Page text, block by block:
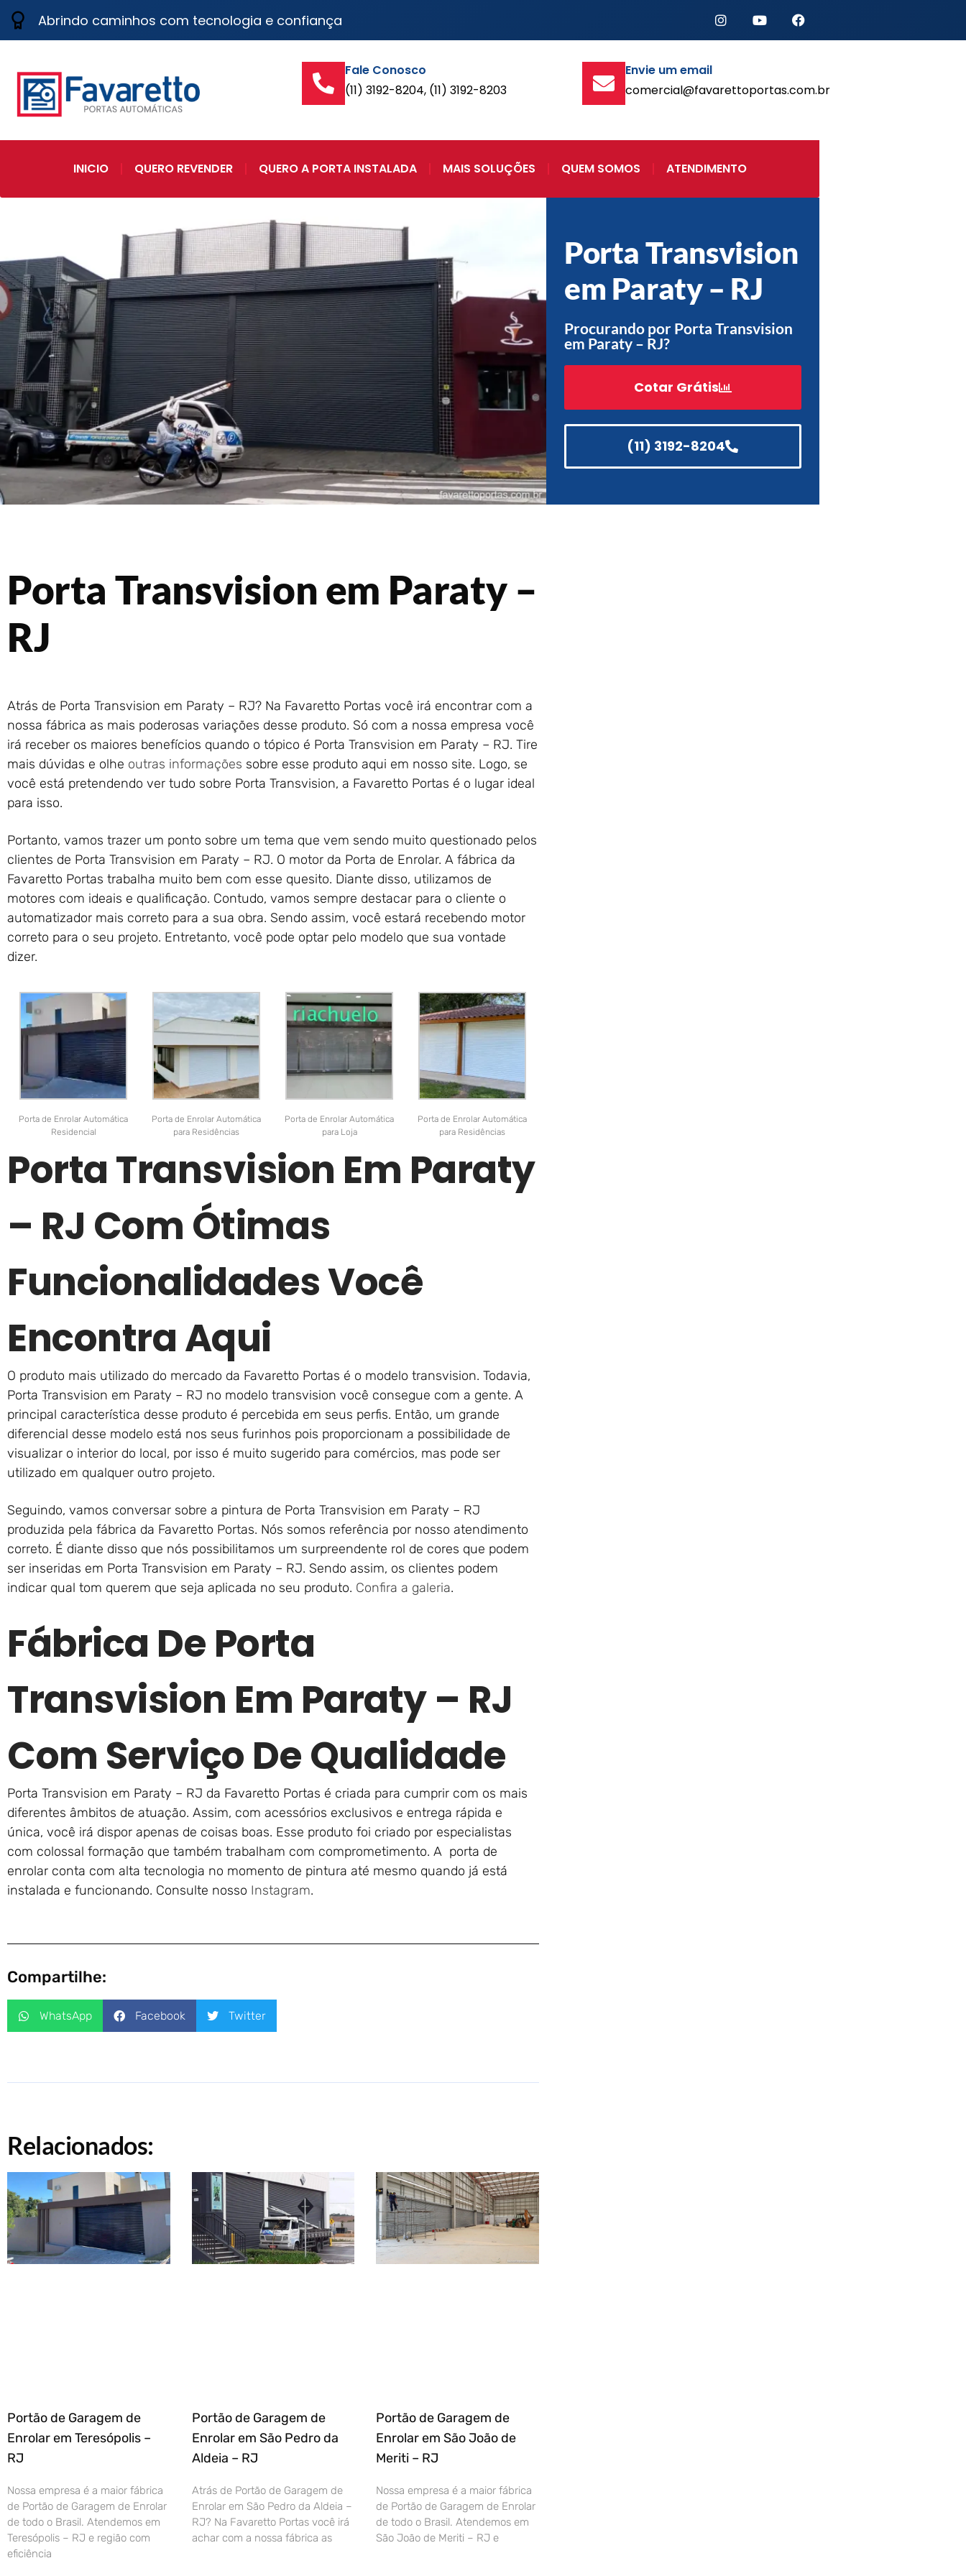
Abrindo caminhos com tecnologia e confiança
Fale Conosco
(11) 3192-8204, (11) 3192-8203
Envie um email
comercial@favarettoportas.com.br
INICIO QUERO REVENDER QUERO A PORTA INSTALADA MAIS SOLUÇÕES QUEM SOMOS ATENDIMENTO
Porta Transvision
em Paraty – RJ
Procurando por Porta Transvision
em Paraty – RJ?
Cotar Grátis
(11) 3192-8204
Porta Transvision em Paraty –
RJ
Atrás de Porta Transvision em Paraty – RJ? Na Favaretto Portas você irá encontrar com a
nossa fábrica as mais poderosas variações desse produto. Só com a nossa empresa você
irá receber os maiores benefícios quando o tópico é Porta Transvision em Paraty – RJ. Tire
mais dúvidas e olhe outras informações sobre esse produto aqui em nosso site. Logo, se
você está pretendendo ver tudo sobre Porta Transvision, a Favaretto Portas é o lugar ideal
para isso.
Portanto, vamos trazer um ponto sobre um tema que vem sendo muito questionado pelos
clientes de Porta Transvision em Paraty – RJ. O motor da Porta de Enrolar. A fábrica da
Favaretto Portas trabalha muito bem com esse quesito. Diante disso, utilizamos de
motores com ideais e qualificação. Contudo, vamos sempre destacar para o cliente o
automatizador mais correto para a sua obra. Sendo assim, você estará recebendo motor
correto para o seu projeto. Entretanto, você pode optar pelo modelo que sua vontade
dizer.
Porta de Enrolar Automática
Residencial
Porta de Enrolar Automática
para Residências
Porta de Enrolar Automática
para Loja
Porta de Enrolar Automática
para Residências
Porta Transvision Em Paraty
– RJ Com Ótimas
Funcionalidades Você
Encontra Aqui
O produto mais utilizado do mercado da Favaretto Portas é o modelo transvision. Todavia,
Porta Transvision em Paraty – RJ no modelo transvision você consegue com a gente. A
principal característica desse produto é percebida em seus perfis. Então, um grande
diferencial desse modelo está nos seus furinhos pois proporcionam a possibilidade de
visualizar o interior do local, por isso é muito sugerido para comércios, mas pode ser
utilizado em qualquer outro projeto.
Seguindo, vamos conversar sobre a pintura de Porta Transvision em Paraty – RJ
produzida pela fábrica da Favaretto Portas. Nós somos referência por nosso atendimento
correto. É diante disso que nós possibilitamos um surpreendente rol de cores que podem
ser inseridas em Porta Transvision em Paraty – RJ. Sendo assim, os clientes podem
indicar qual tom querem que seja aplicada no seu produto. Confira a galeria.
Fábrica De Porta
Transvision Em Paraty – RJ
Com Serviço De Qualidade
Porta Transvision em Paraty – RJ da Favaretto Portas é criada para cumprir com os mais
diferentes âmbitos de atuação. Assim, com acessórios exclusivos e entrega rápida e
única, você irá dispor apenas de coisas boas. Esse produto foi criado por especialistas
com colossal formação que também trabalham com comprometimento. A porta de
enrolar conta com alta tecnologia no momento de pintura até mesmo quando já está
instalada e funcionando. Consulte nosso Instagram.
Compartilhe:
WhatsApp Facebook Twitter
Relacionados:
Portão de Garagem de
Enrolar em Teresópolis –
RJ
Nossa empresa é a maior fábrica
de Portão de Garagem de Enrolar
de todo o Brasil. Atendemos em
Teresópolis – RJ e região com
eficiência
Portão de Garagem de
Enrolar em São Pedro da
Aldeia – RJ
Atrás de Portão de Garagem de
Enrolar em São Pedro da Aldeia –
RJ? Na Favaretto Portas você irá
achar com a nossa fábrica as
Portão de Garagem de
Enrolar em São João de
Meriti – RJ
Nossa empresa é a maior fábrica
de Portão de Garagem de Enrolar
de todo o Brasil. Atendemos em
São João de Meriti – RJ e